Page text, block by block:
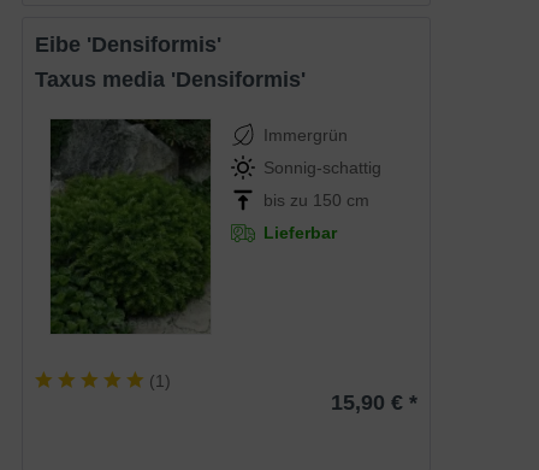
Eibe 'Densiformis'
Taxus media 'Densiformis'
Immergrün
Sonnig-schattig
bis zu 150 cm
Lieferbar
(1)
15,90 € *